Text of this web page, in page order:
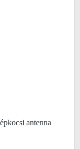
antenna